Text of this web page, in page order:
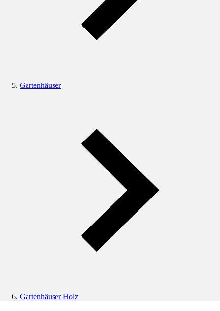
Gartenhäuser
Gartenhäuser Holz